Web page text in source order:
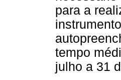
para a
tempo
julho a 31